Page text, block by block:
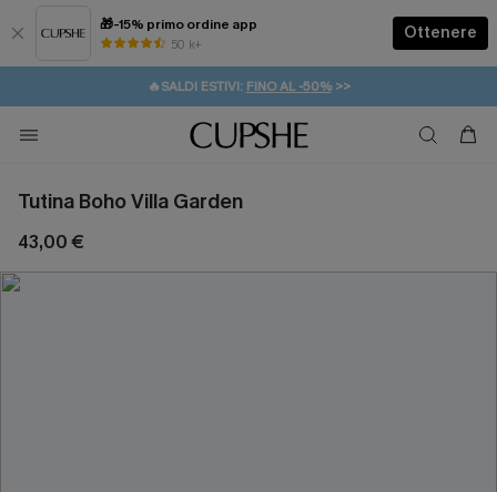
🎁-15% primo ordine app
50 k+
Ottenere
⚡️-15% SUGLI ESSENZIALI DA VACANZA | ACQUISTA
🔥SALDI ESTIVI: FINO AL -50%>>
🚚SPEDIZIONE GRATUITA DA 49€
💌REGALO PER I NUOVI: 20% DI SCONTO*
Tutina Boho Villa Garden
43,00 €